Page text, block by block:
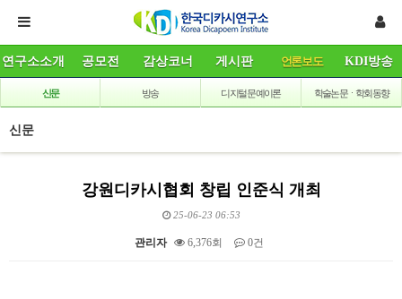
연구소소개 공모전 감상코너 게시판 언론보도 KDI방송
신문 방송 디지털 문예이론 학술논문ㆍ학회동향
신문
강원디카시협회 창립 인준식 개최
25-06-23 06:53
관리자 6,376회 0건